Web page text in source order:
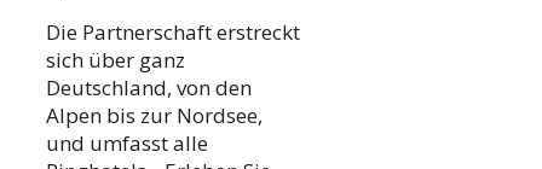
Die Partnerschaft erstreckt
sich über ganz
Deutschland, von den
Alpen bis zur Nordsee,
und umfasst alle